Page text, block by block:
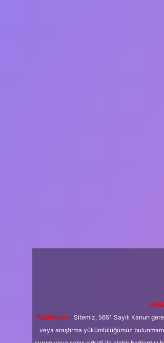
Yasal Uyarı: Sitemiz, 5651 Sayılı Kanun
veya araştırma yükümlülüğümüz